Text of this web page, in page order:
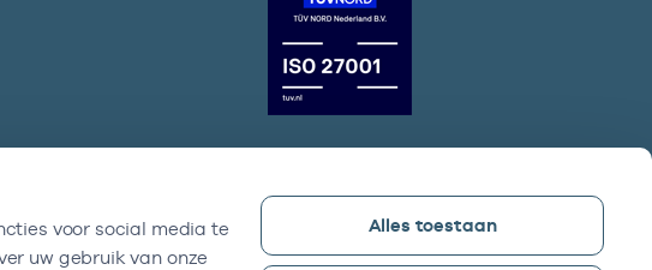
voor social media te
uw gebruik van onze
Alles toestaan
Vektis bezoekadres